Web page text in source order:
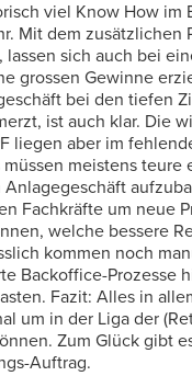
viel Know How im
Mit dem zusätzlichen
lassen sich auch bei
grossen Gewinne
bei den tiefen
ist auch klar. Die
liegen aber im
müssen meistens teure
Anlagegeschäft
Fachkräfte um neue
welche bessere
kommen noch
Backoffice-Prozesse
Fazit: Alles in
um in der Liga der
Zum Glück gibt
Auftrag.